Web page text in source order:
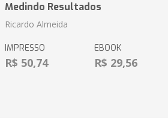
Medindo Resultados
Ricardo Almeida
IMPRESSO
R$ 50,74
EBOOK
R$ 29,56